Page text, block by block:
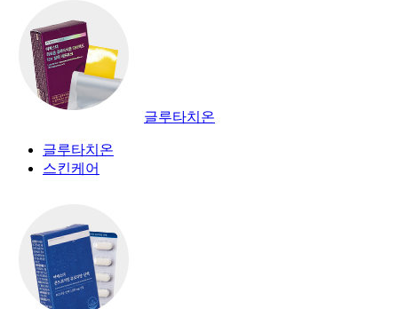
글루타치온
글루타치온
스킨케어